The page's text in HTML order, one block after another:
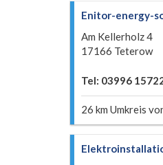
Enitor-energy-
Am Kellerholz 4
17166 Teterow
Tel: 03996
26 km Umkreis